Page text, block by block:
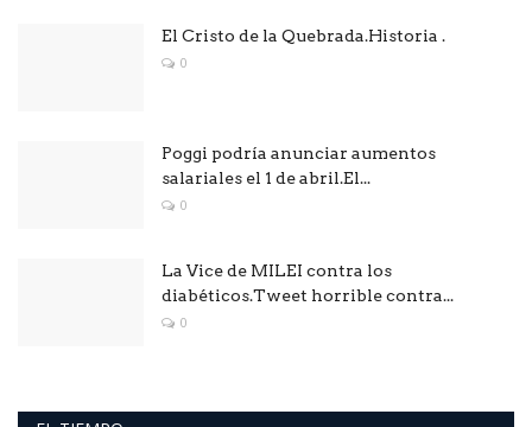
El Cristo de la Quebrada.Historia .
0
Poggi podría anunciar aumentos
salariales el 1 de abril.El...
0
La Vice de MILEI contra los
diabéticos.Tweet horrible contra...
0